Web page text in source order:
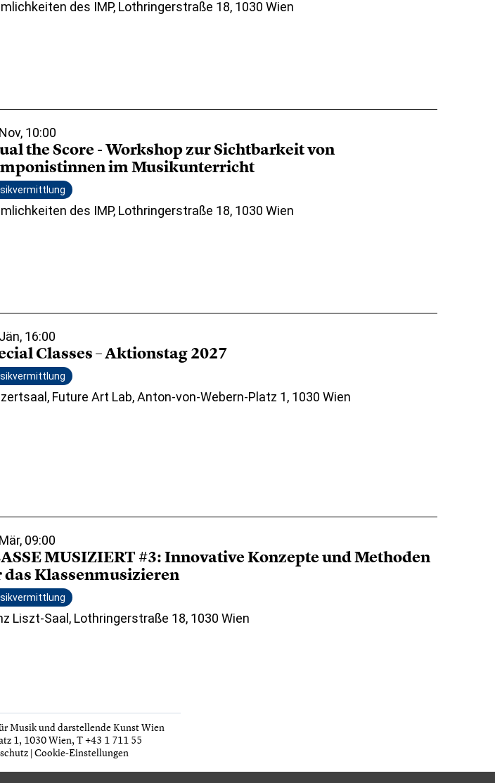
des IMP, Lothringerstraße 18, 1030 Wien
10:00
the Score - Workshop zur Sichtbarkeit von
im Musikunterricht
des IMP, Lothringerstraße 18, 1030 Wien
16:00
Classes – Aktionstag 2027
Future Art Lab, Anton-von-Webern-Platz 1, 1030 Wien
09:00
MUSIZIERT #3: Innovative Konzepte und Methoden
Klassenmusizieren
Liszt-Saal, Lothringerstraße 18, 1030 Wien
Musik und darstellende Kunst Wien
1, 1030 Wien, T +43 1 711 55
|Cookie-Einstellungen